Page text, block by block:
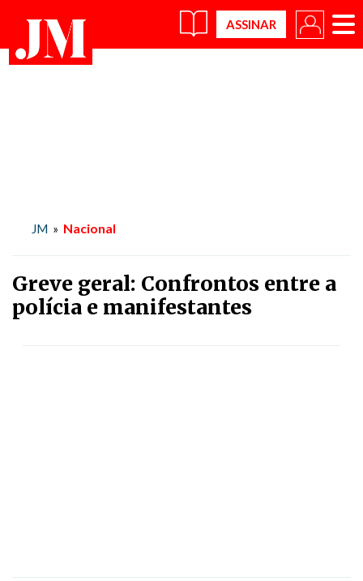
×
JM » Nacional
Greve geral: Confrontos entre a
polícia e manifestantes